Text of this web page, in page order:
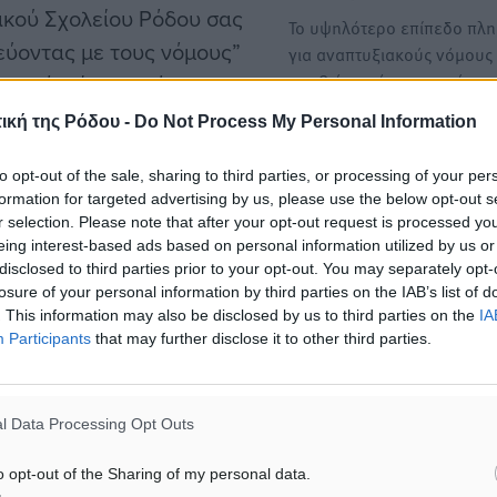
της Ρόδου - Do Not Process My Personal Information
opt-out of the sale, sharing to third parties, or processing of your
for targeted advertising by us, please use the below opt-out
selection. Please note that after your opt-out request is processed
interest-based ads based on personal information utilized by us
to third parties prior to your opt-out. You may separately
of your personal information by third parties on the IAB’s list of
This information may also be disclosed by us to third parties on the
Participants that may further disclose it to other third parties.
Data Processing Opt Outs
opt-out of the Sharing of my personal data.
Σχολείου Ρόδου σας
με τους νόμους”
Θέατρο Ρόδου.
Κώτη
Μαρί Γκίκα
του Σχολείου
Το υψηλότερο επίπεδο
για αναπτυξιακούς
2008 έως σήμερα
νομούς χωρίς κρούσματα
Ανοικτά είναι τα σφαγεία
σήμερα (11/11) σε όλους
νομούς που…